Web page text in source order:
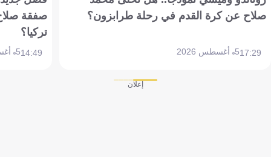
صلاح عن كرة القدم في رحلة طرابزون؟
17:295 أغسطس 2026
صفقة
تركيا؟
14:495 أغسطس 2026
إعلان